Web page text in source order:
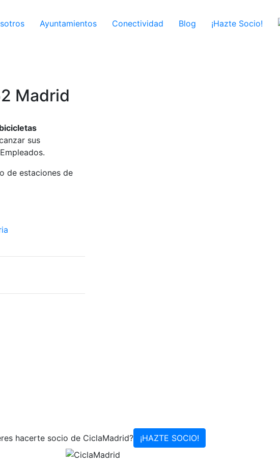
Ayuntamientos Conectividad Blog ¡Hazte Socio!
Madrid
sus
de estaciones de
hacerte socio de CiclaMadrid?
¡HAZTE SOCIO!